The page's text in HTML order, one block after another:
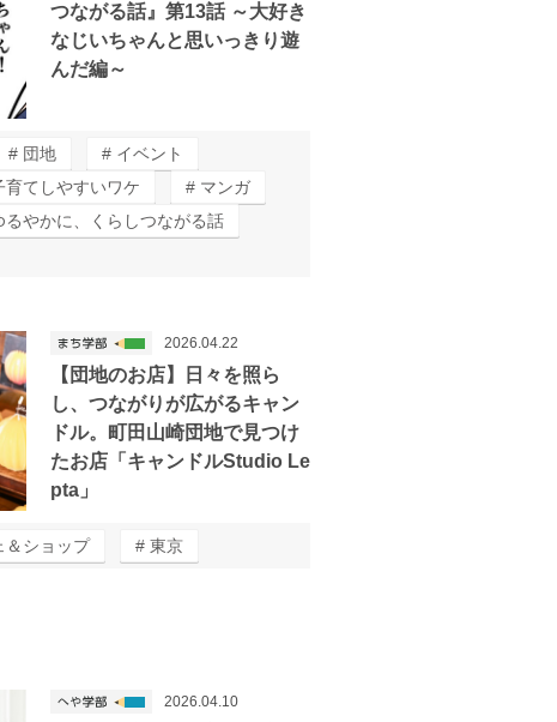
つながる話』第13話 ～大好き
なじいちゃんと思いっきり遊
んだ編～
団地
イベント
育てしやすいワケ
マンガ
るやかに、くらしつながる話
【団地のお店】日々を照ら
し、つながりが広がるキャン
ドル。町田山崎団地で見つけ
たお店「キャンドルStudio Le
pta」
2026.04.22
＆ショップ 東京
2026.04.10